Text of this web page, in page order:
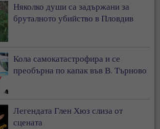
Няколко души са задържани за
бруталното убийство в Пловдив
Кола самокатастрофира и се
преобърна по капак във В. Търново
Легендата Глен Хюз слиза от
сцената